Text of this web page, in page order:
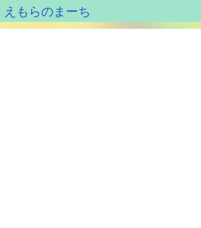
えもらのまーち